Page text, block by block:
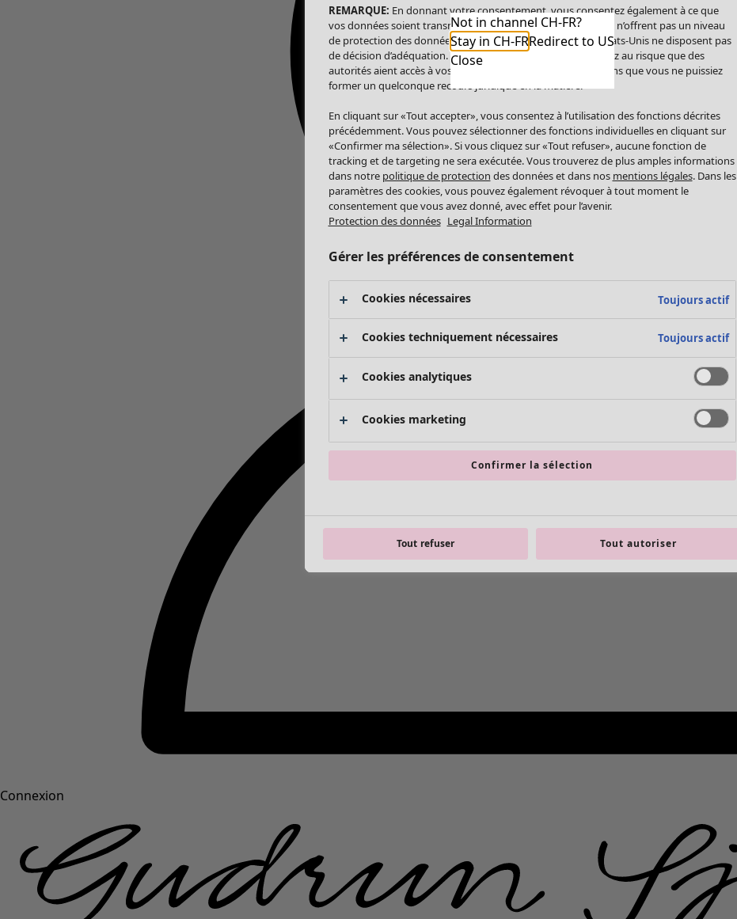
Connexion
Not in channel CH-FR?
Stay in CH-FRRedirect to US
Close
REMARQUE: En donnant votre consentement, vous consentez également à ce que
vos données soient transmises aux États-Unis. Les États-Unis n’offrent pas un niveau
de protection des données comparable à celui de l’UE. Les États-Unis ne disposent pas
de décision d’adéquation. Par conséquent, vous vous exposez au risque que des
autorités aient accès à vos données à caractère personnel sans que vous ne puissiez
former un quelconque recours juridique en la matière.
En cliquant sur «Tout accepter», vous consentez à l’utilisation des fonctions décrites
précédemment. Vous pouvez sélectionner des fonctions individuelles en cliquant sur
«Confirmer ma sélection». Si vous cliquez sur «Tout refuser», aucune fonction de
tracking et de targeting ne sera exécutée. Vous trouverez de plus amples informations
dans notre politique de protection des données et dans nos mentions légales. Dans les
paramètres des cookies, vous pouvez également révoquer à tout moment le
consentement que vous avez donné, avec effet pour l’avenir.
Protection des données Legal Information
Gérer les préférences de consentement
Cookies nécessaires Toujours actif
Cookies techniquement nécessaires Toujours actif
Cookies analytiques
Cookies marketing
Confirmer la sélection
Tout refuser Tout autoriser